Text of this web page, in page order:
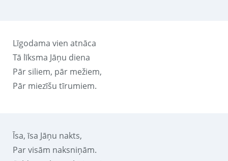
Līgodama vien atnāca
Tā līksma Jāņu diena
Pār siliem, pār mežiem,
Pār miezīšu tīrumiem.
Īsa, īsa Jāņu nakts,
Par visām naksniņām.